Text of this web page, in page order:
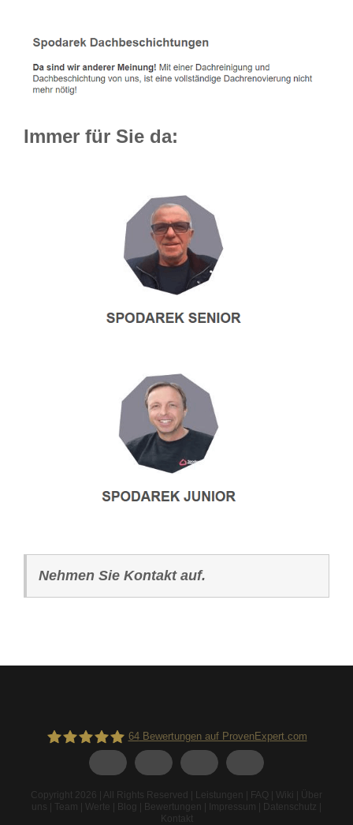
Immer für Sie da:
Nehmen Sie Kontakt auf.
64Bewertungen auf ProvenExpert.com
Copyright 2026 | All Rights Reserved | Leistungen | FAQ | Wiki | Über
uns | Team | Werte | Blog | Bewertungen | Impressum | Datenschutz |
Kontakt